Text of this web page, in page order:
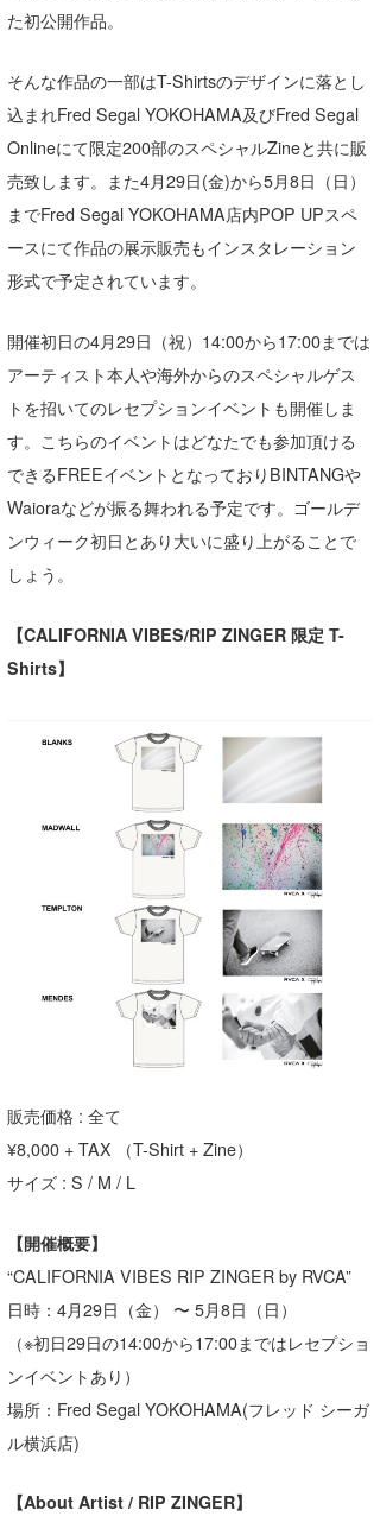
た初公開作品。
そんな作品の一部はT-Shirtsのデザインに落とし
込まれFred Segal YOKOHAMA及びFred Segal
Onlineにて限定200部のスペシャルZineと共に販
売致します。また4月29日(金)から5月8日（日）
までFred Segal YOKOHAMA店内POP UPスペ
ースにて作品の展示販売もインスタレーション
形式で予定されています。
開催初日の4月29日（祝）14:00から17:00までは
アーティスト本人や海外からのスペシャルゲス
トを招いてのレセプションイベントも開催しま
す。こちらのイベントはどなたでも参加頂ける
できるFREEイベントとなっておりBINTANGや
Waioraなどが振る舞われる予定です。ゴールデ
ンウィーク初日とあり大いに盛り上がることで
しょう。
【CALIFORNIA VIBES/RIP ZINGER 限定 T-
Shirts】
販売価格 : 全て
¥8,000 + TAX （T-Shirt + Zine）
サイズ : S / M / L
【開催概要】
“CALIFORNIA VIBES RIP ZINGER by RVCA”
日時：4月29日（金） 〜 5月8日（日）
（※初日29日の14:00から17:00まではレセプショ
ンイベントあり）
場所：Fred Segal YOKOHAMA(フレッド シーガ
ル横浜店)
【About Artist / RIP ZINGER】
ライター/寄稿メディア
Core Surf Japan
Naoya Kimoto
mitsuteru Kamio
Yasunari Inoue
arukasvision
CBA Films
熊谷素子
メディア
SURFMEDIA
Colors MAGAZINE
波伝説アンバサダー/プロライダー
福島寿実子
嵯峨明日香
田原啓江
植村未来
喜納海人
波伝説スタッフ
+☆maki☆+
chan-U
ECE
KID
OYZ
Soulman
waka☆=
YUKI☆
ハンマー
まっきー
三輪予報士
小川予報士
上田純子
上條将美